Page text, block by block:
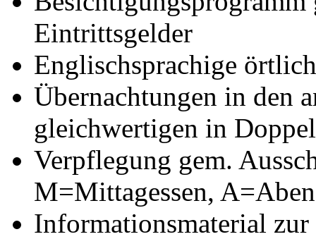
Eintrittsgelder
Englischsprachige
Übernachtungen in den
gleichwertigen in
Verpflegung gem.
M=Mittagessen,
Informationsmaterial zur